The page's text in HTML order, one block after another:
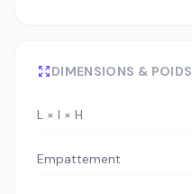
DIMENSIONS & POIDS
L × l × H
Empattement